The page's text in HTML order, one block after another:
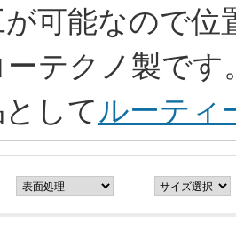
が可能なので
テクノ製です
して ルーティ